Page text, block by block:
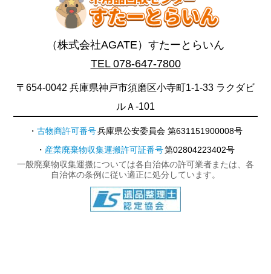
（株式会社AGATE）すたーとらいん
TEL 078-647-7800
〒654-0042 兵庫県神戸市須磨区小寺町1-1-33 ラクダビ
ルＡ-101
古物商許可番号兵庫県公安委員会 第631151900008号
産業廃棄物収集運搬許可証番号第02804223402号
一般廃棄物収集運搬については各自治体の許可業者または、各
自治体の条例に従い適正に処分しています。